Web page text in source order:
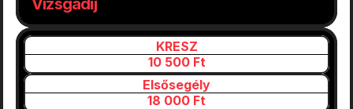
Vizsgadíj
KRESZ
10 500 Ft
Elsősegély
18 000 Ft